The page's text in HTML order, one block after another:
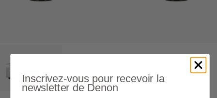
Inscrivez-vous pour recevoir la
newsletter de Denon